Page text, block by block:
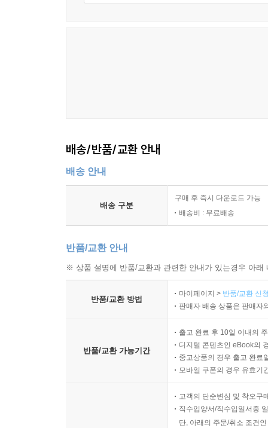
배송/반품/교환 안내
배송 안내
배송 구분
구매 후 즉시 다운로드 가능
배송비 : 무료배송
반품/교환 안내
※ 상품 설명에 반품/교환과 관련한 안내가 있는경우 아
반품/교환 방법
마이페이지 > 반품/교환 신
판매자 배송 상품은 판매자
반품/교환 가능기간
출고 완료 후 10일 이내의
디지털 콘텐츠인 eBook의
중고상품의 경우 출고 완료
모바일 쿠폰의 경우 유효기
고객의 단순변심 및 착오구
직수입양서/직수입일서중
단, 아래의 주문/취소 조건